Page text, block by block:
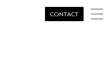
CONTACT